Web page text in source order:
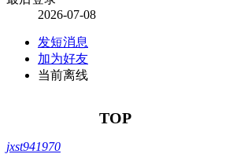
2026-07-08
发短消息
加为好友
当前离线
TOP
jxst941970